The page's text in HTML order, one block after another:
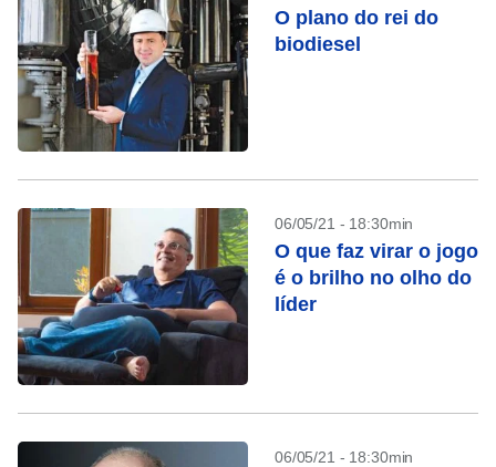
O plano do rei do
biodiesel
06/05/21 - 18:30min
O que faz virar o jogo
é o brilho no olho do
líder
06/05/21 - 18:30min